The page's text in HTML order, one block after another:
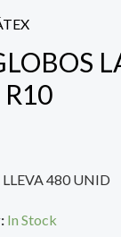
480 UNID
In Stock